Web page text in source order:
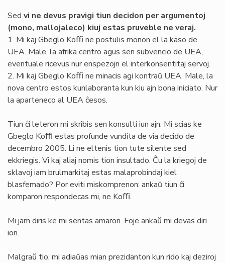
Sed vi ne devus pravigi tiun decidon per argumentoj
(mono, mallojaleco) kiuj estas pruveble ne veraj.
1. Mi kaj Gbeglo Koﬃ ne postulis monon el la kaso de
UEA. Male, la afrika centro agus sen subvencio de UEA,
eventuale ricevus nur enspezojn el interkonsentitaj servoj.
2. Mi kaj Gbeglo Koﬃ ne minacis agi kontraŭ UEA. Male, la
nova centro estos kunlaboranta kun kiu ajn bona iniciato. Nur
la aparteneco al UEA ĉesos.
Tiun ĉi leteron mi skribis sen konsulti iun ajn. Mi scias ke
Gbeglo Koﬃ estas profunde vundita de via decido de
decembro 2005. Li ne eltenis tion tute silente sed
ekkriegis. Vi kaj aliaj nomis tion insultado. Ĉu la kriegoj de
sklavoj iam brulmarkitaj estas malaprobindaj kiel
blasfemado? Por eviti miskomprenon: ankaŭ tiun ĉi
komparon respondecas mi, ne Koﬃ.
Mi jam diris ke mi sentas amaron. Foje ankaŭ mi devas diri
ion.
Malgraŭ tio, mi adiaŭas mian prezidanton kun rido kaj deziroj